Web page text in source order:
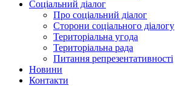
Соціальний діалог
Про соціальний діалог
Сторони соціального діалогу
Територіальна угода
Територіальна рада
Питання репрезентативності
Новини
Контакти